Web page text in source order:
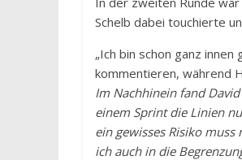
Schelb dabei touchierte
„Ich bin schon ganz
kommentieren, während
Im Nachhinein fand
einem Sprint die Linien
ein gewisses Risiko
ich auch in die